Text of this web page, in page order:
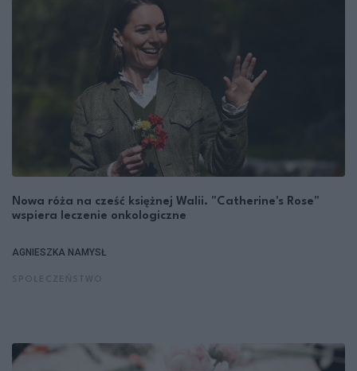
Nowa róża na cześć księżnej Walii. "Catherine's Rose"
wspiera leczenie onkologiczne
AGNIESZKA NAMYSŁ